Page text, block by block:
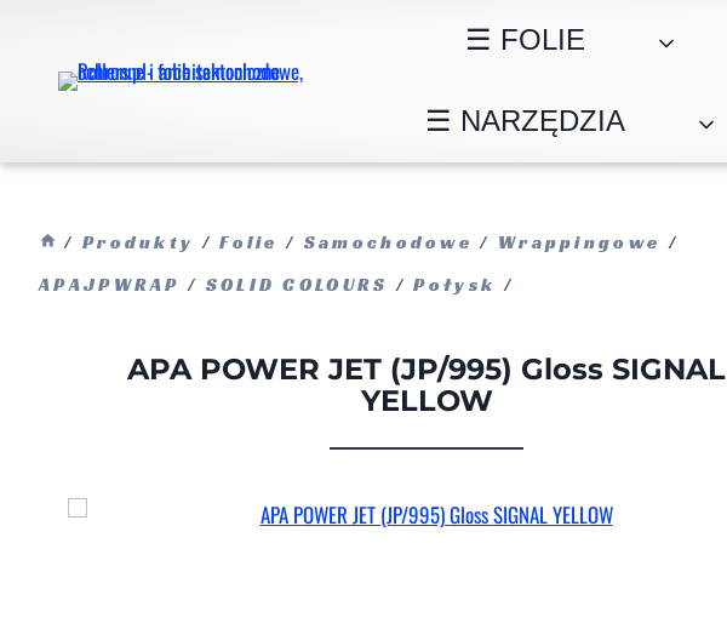
☰ FOLIE
☰ NARZĘDZIA
/ Produkty / Folie / Samochodowe / Wrappingowe /
APAJPWRAP / SOLID COLOURS / Połysk /
APA POWER JET (JP/995) Gloss SIGNAL
YELLOW